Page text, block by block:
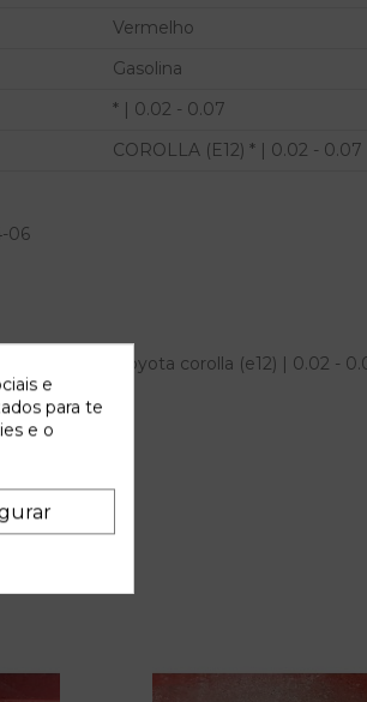
Vermelho
Gasolina
* | 0.02 - 0.07
COROLLA (E12) * | 0.02 - 0.07
06
para toyota corolla (e12) | 0.02 -
e
para te
e o